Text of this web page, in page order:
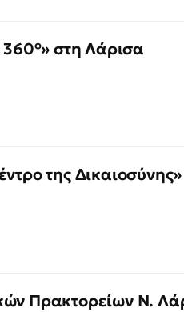
στη Λάρισα
της Δικαιοσύνης»
Πρακτορείων Ν.